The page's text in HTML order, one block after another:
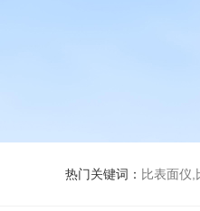
热门关键词： 比表面仪,